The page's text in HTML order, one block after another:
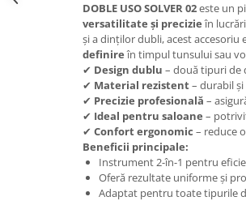
DOBLE USO SOLVER 02este un
versatilitate și precizieîn
și a dinților dubli, acest accesoriu
definireîn timpul tunsului sau
✔ Design dublu – două tipuri
✔ Material rezistent– durabil
✔ Precizie profesională –
✔ Ideal pentru saloane –
✔ Confort ergonomic – reduce
Beneficii principale:
Instrument 2-în-1 pentru
Oferă rezultate uniforme și
Adaptat pentru toate tipurile